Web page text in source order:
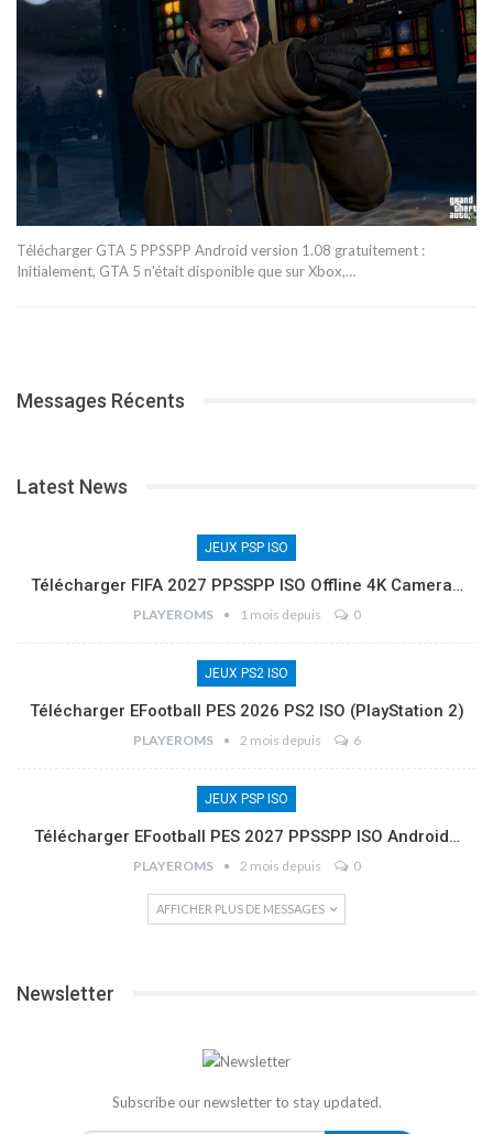
Télécharger GTA 5 PPSSPP Android version 1.08 gratuitement :
Initialement, GTA 5 n'était disponible que sur Xbox,…
Messages Récents
Latest News
JEUX PSP ISO
Télécharger FIFA 2027 PPSSPP ISO Offline 4K Camera…
PLAYEROMS 1 mois depuis 0
JEUX PS2 ISO
Télécharger EFootball PES 2026 PS2 ISO (PlayStation 2)
PLAYEROMS 2 mois depuis 6
JEUX PSP ISO
Télécharger EFootball PES 2027 PPSSPP ISO Android…
PLAYEROMS 2 mois depuis 0
AFFICHER PLUS DE MESSAGES
Newsletter
Subscribe our newsletter to stay updated.